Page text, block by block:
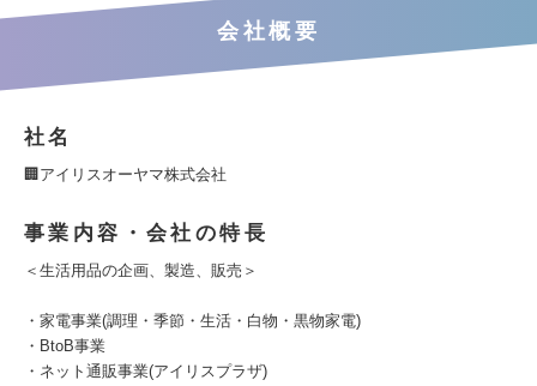
会社概要
社名
🏢アイリスオーヤマ株式会社
事業内容・会社の特長
＜生活用品の企画、製造、販売＞
・家電事業(調理・季節・生活・白物・黒物家電)
・BtoB事業
・ネット通販事業(アイリスプラザ)